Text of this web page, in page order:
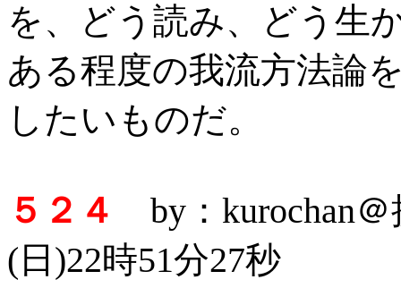
を、どう読み、どう生
ある程度の我流方法論
したいものだ。
５２４
by：kurochan
(日)22時51分27秒